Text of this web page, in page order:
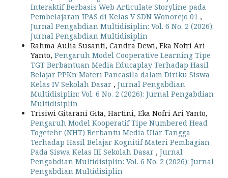
Interaktif Berbasis Web Articulate Storyline pada
Pembelajaran IPAS di Kelas V SDN Wonorejo 01 ,
Jurnal Pengabdian Multidisiplin: Vol. 6 No. 2 (2026):
Jurnal Pengabdian Multidisiplin
Rahma Aulia Susanti, Candra Dewi, Eka Nofri Ari
Yanto, Pengaruh Model Cooperative Learning Tipe
TGT Berbantuan Media Educaplay Terhadap Hasil
Belajar PPKn Materi Pancasila dalam Diriku Siswa
Kelas IV Sekolah Dasar , Jurnal Pengabdian
Multidisiplin: Vol. 6 No. 2 (2026): Jurnal Pengabdian
Multidisiplin
Trisiwi Gitarani Gita, Hartini, Eka Nofri Ari Yanto,
Pengaruh Model Kooperatif Tipe Numbered Head
Togetehr (NHT) Berbantu Media Ular Tangga
Terhadap Hasil Belajar Kognitif Materi Pembagian
Pada Siswa Kelas III Sekolah Dasar , Jurnal
Pengabdian Multidisiplin: Vol. 6 No. 2 (2026): Jurnal
Pengabdian Multidisiplin